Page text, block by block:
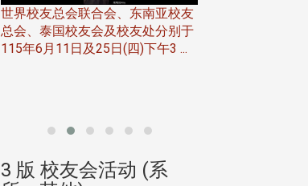
世界校友总会联合会、东南亚校友
总会、泰国校友会及校友处分别于
115年6月11日及25日(四)下午3 ...
3 版 校友会活动 (系